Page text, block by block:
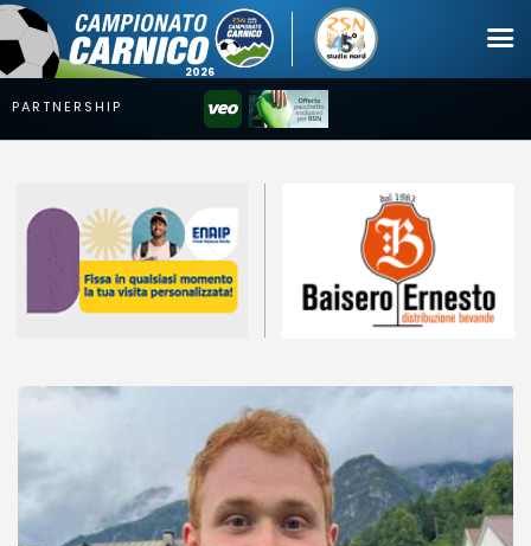
Coppa
Squadre
Calendari
Mercato